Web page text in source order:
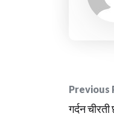
Post
Previous
गर्दन